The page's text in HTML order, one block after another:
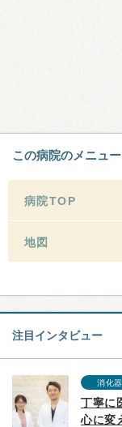
この病院のメニュー
病院TOP
地図
注目インタビュー
消化
丁寧に
心に変